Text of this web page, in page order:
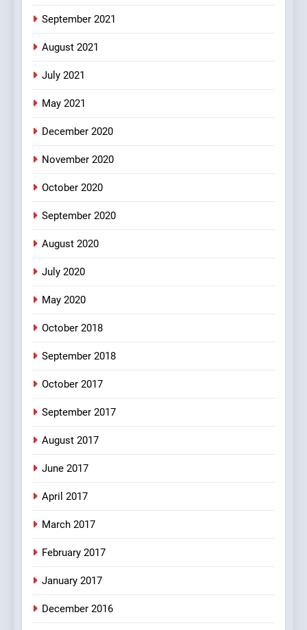
3
6
7
September 2021
August 2021
July 2021
May 2021
December 2020
November 2020
October 2020
September 2020
August 2020
July 2020
May 2020
October 2018
September 2018
October 2017
September 2017
August 2017
June 2017
April 2017
March 2017
February 2017
January 2017
December 2016